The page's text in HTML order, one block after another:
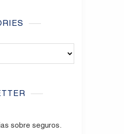
sobre seguros.